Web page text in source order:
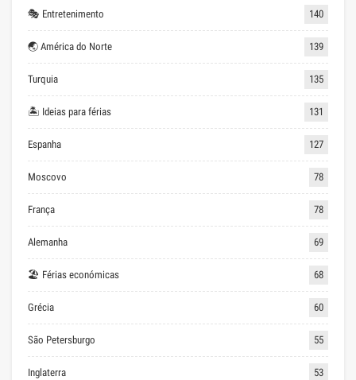
🎭 Entretenimento 140
🌏 América do Norte 139
Turquia 135
🏝 Ideias para férias 131
Espanha 127
Moscovo 78
França 78
Alemanha 69
🏖 Férias económicas 68
Grécia 60
São Petersburgo 55
Inglaterra 53